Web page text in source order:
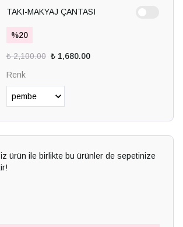
TAKI-MAKYAJ ÇANTASI
%20
₺ 2,100.00 ₺ 1,680.00
Renk
ürün ile birlikte bu ürünler de sepetinize